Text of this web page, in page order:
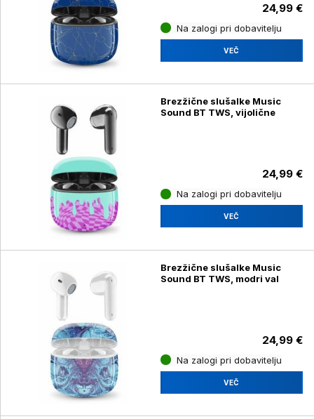
24,99 €
Na zalogi pri dobavitelju
VEČ
Brezžične slušalke Music
Sound BT TWS, vijolične
24,99 €
Na zalogi pri dobavitelju
VEČ
Brezžične slušalke Music
Sound BT TWS, modri val
24,99 €
Na zalogi pri dobavitelju
VEČ